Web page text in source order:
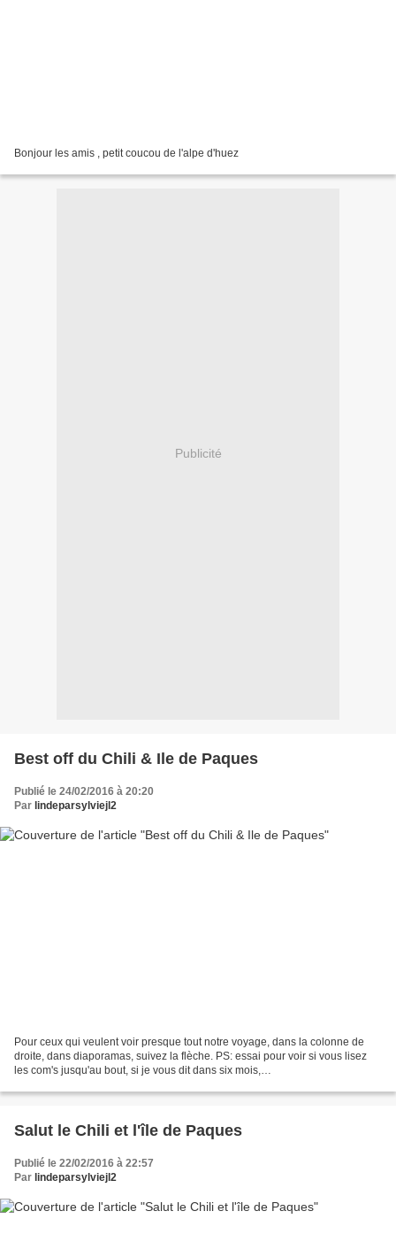
Bonjour les amis , petit coucou de l'alpe d'huez
Publicité
Best off du Chili & Ile de Paques
Publié le 24/02/2016 à 20:20
Par lindeparsylviejl2
Pour ceux qui veulent voir presque tout notre voyage, dans la colonne de
droite, dans diaporamas, suivez la flèche. PS: essai pour voir si vous lisez
les com's jusqu'au bout, si je vous dit dans six mois,
Salut le Chili et l'île de Paques
Publié le 22/02/2016 à 22:57
Par lindeparsylviejl2